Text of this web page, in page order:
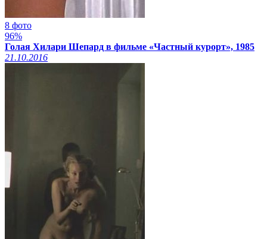
8 фото
96%
Голая Хилари Шепард в фильме «Частный курорт», 1985
21.10.2016